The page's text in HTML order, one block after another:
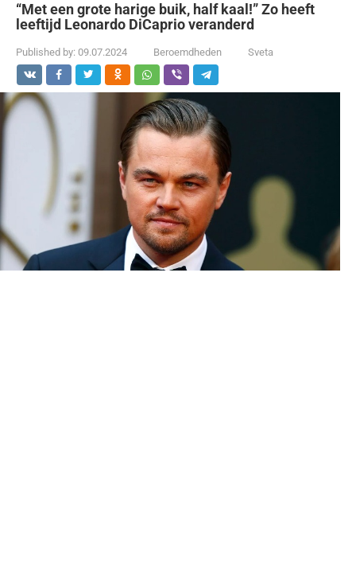
“Met een grote harige buik, half kaal!” Zo heeft
leeftijd Leonardo DiCaprio veranderd
Published by: 09.07.2024 Beroemdheden Sveta